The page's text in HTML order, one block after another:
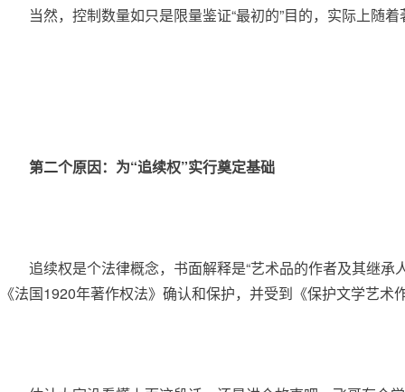
当然，控制数量如只是限量鉴证“最初的”目的，实际上随
第二个原因：为“追续权”实行奠定基础
《法国1920年著作权法》确认和保护，并受到《保护文学艺术